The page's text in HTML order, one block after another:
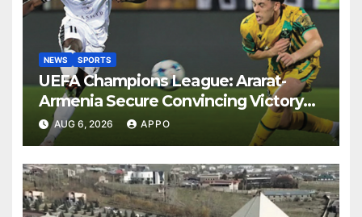
NEWS SPORTS
UEFA Champions League: Ararat-
Armenia Secure Convincing Victory
Over Shamrock Rovers 2-0
AUG 6, 2026 APPO